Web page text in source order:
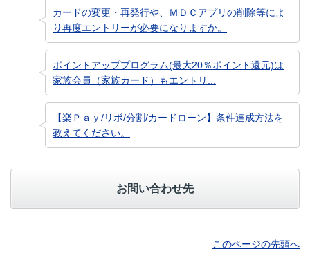
カードの変更・再発行や、ＭＤＣアプリの削除等によ
り再度エントリーが必要になりますか。
ポイントアッププログラム(最大20％ポイント還元)は
家族会員（家族カード）もエントリ...
【楽Ｐａｙ/リボ/分割/カードローン】条件達成方法を
教えてください。
お問い合わせ先
このページの先頭へ